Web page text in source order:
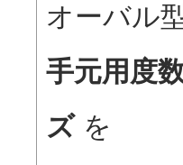
オーバル
手元用度
ズを